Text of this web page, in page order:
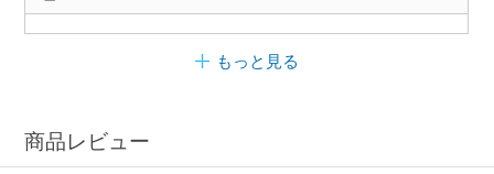
もっと見る
商品レビュー